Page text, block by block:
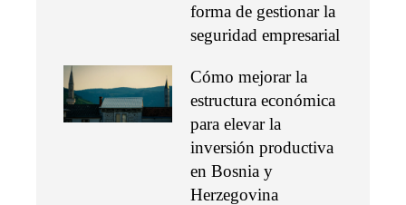
forma de gestionar la
seguridad empresarial
Cómo mejorar la
estructura económica
para elevar la
inversión productiva
en Bosnia y
Herzegovina